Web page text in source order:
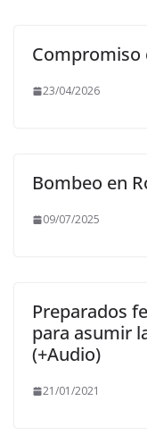
Compromiso
23/04/2026
Bombeo en
09/07/2025
Preparados
para asumir
(+Audio)
21/01/2021